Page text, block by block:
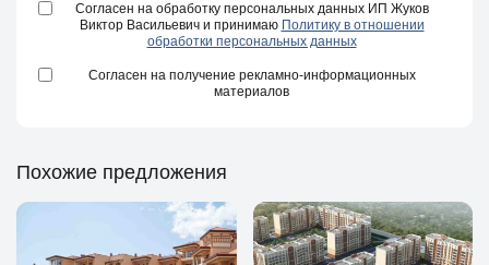
Согласен на обработку персональных данных ИП Жуков
Виктор Васильевич и принимаю Политику в отношении
обработки персональных данных
Согласен на получение рекламно-информационных
материалов
Похожие предложения